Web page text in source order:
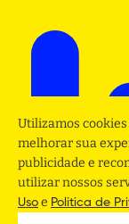
Utilizamos
melhorar sua
publicidade e
utilizar nossos
Uso e Politica de